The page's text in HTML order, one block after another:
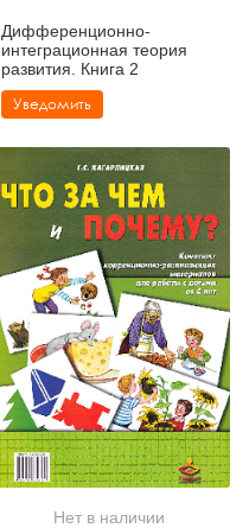
Дифференционно-
интеграционная теория
развития. Книга 2
Уведомить
Нет в наличии